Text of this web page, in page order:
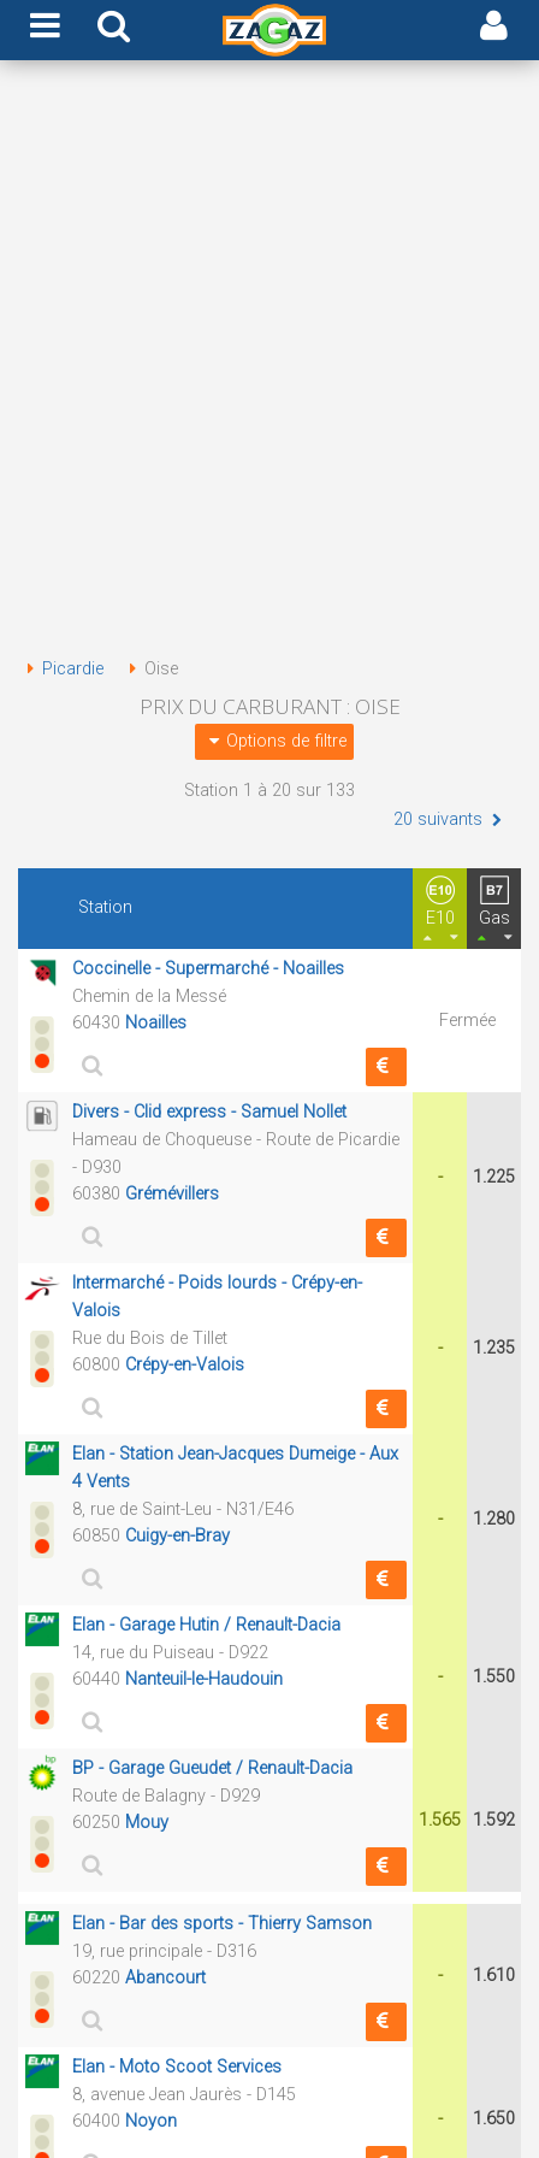
Picardie Oise
PRIX DU CARBURANT : OISE
Options de filtre
Station 1 à 20 sur 133
20 suivants
Station
E10 Gas
Coccinelle - Supermarché - Noailles
Chemin de la Messé
60430 Noailles Fermée
Divers - Clid express - Samuel Nollet
Hameau de Choqueuse - Route de Picardie
- D930
60380 Grémévillers
- 1.225
Intermarché - Poids lourds - Crépy-en-
Valois
Rue du Bois de Tillet
60800 Crépy-en-Valois
- 1.235
Elan - Station Jean-Jacques Dumeige - Aux
4 Vents
8, rue de Saint-Leu - N31/E46
60850 Cuigy-en-Bray
- 1.280
Elan - Garage Hutin / Renault-Dacia
14, rue du Puiseau - D922
60440 Nanteuil-le-Haudouin - 1.550
BP - Garage Gueudet / Renault-Dacia
Route de Balagny - D929
60250 Mouy 1.565 1.592
Elan - Bar des sports - Thierry Samson
19, rue principale - D316
60220 Abancourt - 1.610
Elan - Moto Scoot Services
8, avenue Jean Jaurès - D145
60400 Noyon - 1.650